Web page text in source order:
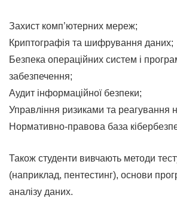
Захист комп’ютерних мереж;
Криптографія та шифрування даних;
Безпека операційних систем і
забезпечення;
Аудит інформаційної безпеки;
Управління ризиками та реагування
Нормативно-правова база
Також студенти вивчають методи
(наприклад, пентестинг), основи
аналізу даних.